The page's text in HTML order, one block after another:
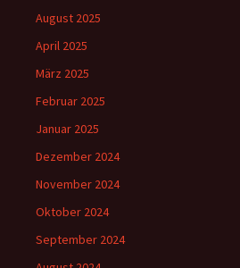
August 2025
April 2025
März 2025
Februar 2025
Januar 2025
Dezember 2024
November 2024
Oktober 2024
September 2024